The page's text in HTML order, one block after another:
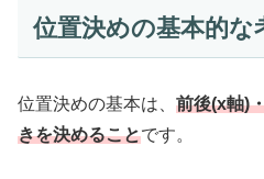
位置決めの基本的な
位置決めの基本は、 前後(x軸)
きを決めることです。